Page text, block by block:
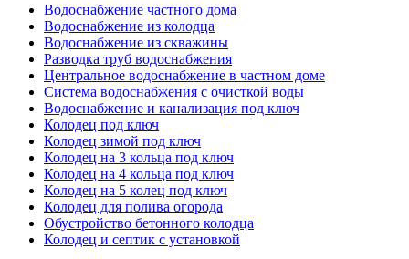
Водоснабжение частного дома
Водоснабжение из колодца
Водоснабжение из скважины
Разводка труб водоснабжения
Центральное водоснабжение в частном доме
Система водоснабжения с очисткой воды
Водоснабжение и канализация под ключ
Колодец под ключ
Колодец зимой под ключ
Колодец на 3 кольца под ключ
Колодец на 4 кольца под ключ
Колодец на 5 колец под ключ
Колодец для полива огорода
Обустройство бетонного колодца
Колодец и септик с установкой